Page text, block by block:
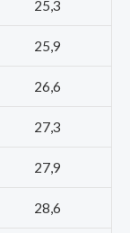
25,3
25,9
26,6
27,3
27,9
28,6